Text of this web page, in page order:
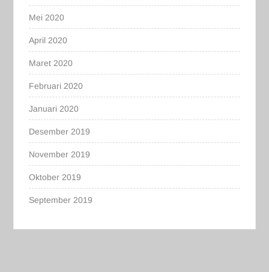
Mei 2020
April 2020
Maret 2020
Februari 2020
Januari 2020
Desember 2019
November 2019
Oktober 2019
September 2019